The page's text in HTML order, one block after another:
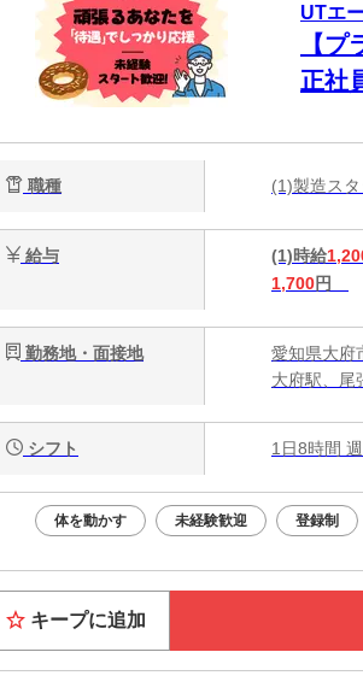
UTエ
【
正社
職種 (1)製造ス
給与 (1)時給
1,700円
勤務地・面接地
愛知県大
大府駅、尾
シフト 1日8時間
体を動かす 未経験歓迎 登録制
キープに追加